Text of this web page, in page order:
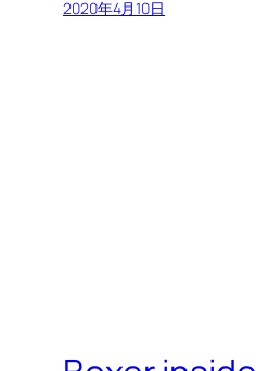
2020年4月10日